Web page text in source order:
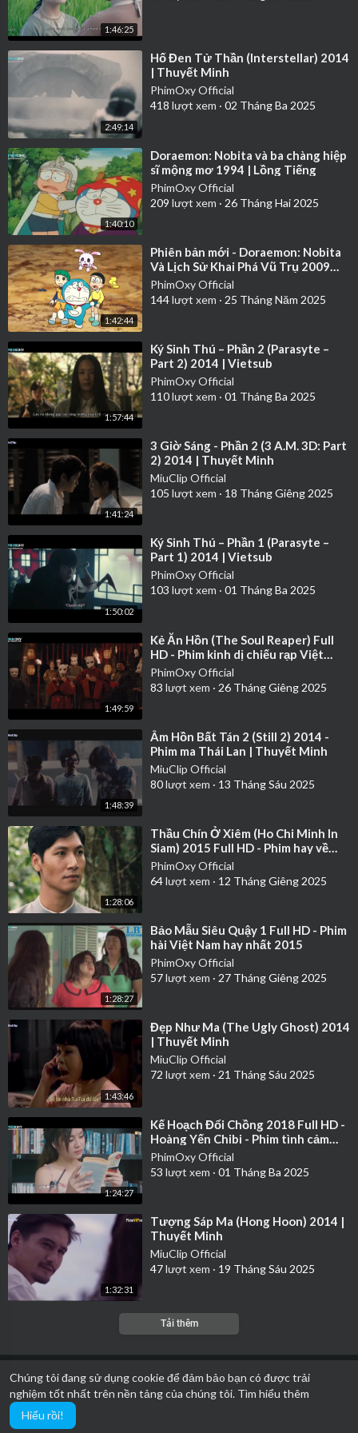
Chúng tôi đang sử dụng cookie để đảm bảo bạn có được trải
nghiệm tốt nhất trên nền tảng của chúng tôi. Tìm hiểu thêm
Hiểu rồi!
sau Sky lấy chồng.
Trong phần cảnh hậu danh đề, Quang Huy (Don Nguyễn) giớ
i thiệu bạn trai (Harry Lu) với ba mẹ anh như lời Phong đã kh
uyên, nói với họ rằng hai anh chàng đã yêu nhau 3 năm. Cô g
ái bán trà sữa bị câm kể lại cảm nghĩ của bản thân về Phong,
rằng anh là người hiểu cô và giúp cô xóa đi khoảng cách.
Diễn viên
Sơn Tùng M-TP, Hari Won, Ngô Kiến Huy, Phạm Quỳ
nh Anh, Hứa Vĩ Văn
Đạo diễn
Nguyễn Quang Huy
Phát hành
2014
Quốc gia
Vietnam
Chất lượng
HDRip
Thể loại
Tâm lý
1:46:25
2:49:14
⁣Hố Đen Tử Thần (Interstellar) 2014
| Thuyết Minh
PhimOxy Official
418 lượt xem · 02 Tháng Ba 2025
1:40:10
⁣Doraemon: Nobita và ba chàng hiệp
sĩ mộng mơ 1994 | Lồng Tiếng
PhimOxy Official
209 lượt xem · 26 Tháng Hai 2025
1:42:44
⁣Phiên bản mới - Doraemon: Nobita
Và Lịch Sử Khai Phá Vũ Trụ 2009
Full HD | Lồng Tiếng
PhimOxy Official
144lượt xem · 25 Tháng Năm 2025
1:57:44
⁣Ký Sinh Thú – Phần 2 (Parasyte –
Part 2) 2014 | Vietsub
PhimOxy Official
110lượt xem · 01 Tháng Ba 2025
1:41:24
⁣3 Giờ Sáng - Phần 2 (3 A.M. 3D: Part
2) 2014 | Thuyết Minh
MiuClip Official
105 lượt xem · 18 Tháng Giêng 2025
1:50:02
⁣Ký Sinh Thú – Phần 1 (Parasyte –
Part 1) 2014 | Vietsub
PhimOxy Official
103 lượt xem · 01 Tháng Ba 2025
1:49:59
⁣Kẻ Ăn Hồn (The Soul Reaper) Full
HD - Phim kinh dị chiếu rạp Việt
Nam hay nhất 2023
PhimOxy Official
83 lượt xem · 26 Tháng Giêng 2025
1:48:39
⁣Âm Hồn Bất Tán 2 (Still 2) 2014 -
Phim ma Thái Lan | Thuyết Minh
MiuClip Official
80lượt xem · 13 Tháng Sáu 2025
1:28:06
⁣Thầu Chín Ở Xiêm (Ho Chi Minh In
Siam) 2015 Full HD - Phim hay về
chủ tịch Hồ Chí Minh
PhimOxy Official
64lượt xem · 12 Tháng Giêng 2025
1:28:27
⁣Bảo Mẫu Siêu Quậy 1 Full HD - Phim
hài Việt Nam hay nhất 2015
PhimOxy Official
57lượt xem · 27 Tháng Giêng 2025
1:43:46
⁣Đẹp Như Ma (The Ugly Ghost) 2014
| Thuyết Minh
MiuClip Official
72 lượt xem · 21 Tháng Sáu 2025
1:24:27
⁣Kế Hoạch Đổi Chồng 2018 Full HD -
Hoàng Yến Chibi - Phim tình cảm
Việt Nam hay nhất 2018
PhimOxy Official
53 lượt xem · 01 Tháng Ba 2025
1:32:31
⁣Tượng Sáp Ma (Hong Hoon) 2014 |
Thuyết Minh
MiuClip Official
47lượt xem · 19 Tháng Sáu 2025
Tải thêm